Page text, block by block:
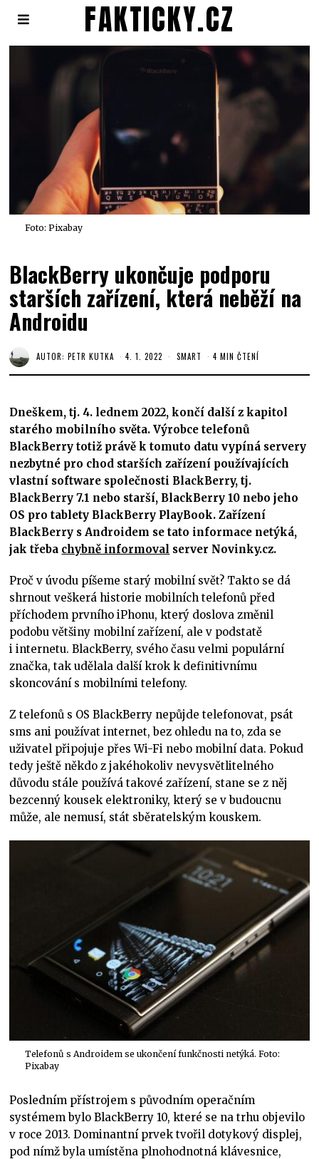
FAKTICKY.CZ
Foto: Pixabay
BlackBerry ukončuje podporu
starších zařízení, která neběží na
Androidu
AUTOR:PETR KUTKA 4. 1. 2022 SMART 4 MIN ČTENÍ
Dneškem, tj. 4. lednem 2022, končí další z kapitol
starého mobilního světa. Výrobce telefonů
BlackBerry totiž právě k tomuto datu vypíná servery
nezbytné pro chod starších zařízení používajících
vlastní software společnosti BlackBerry, tj.
BlackBerry 7.1 nebo starší, BlackBerry 10 nebo jeho
OS pro tablety BlackBerry PlayBook. Zařízení
BlackBerry s Androidem se tato informace netýká,
jak třeba chybně informoval server Novinky.cz.
Proč v úvodu píšeme starý mobilní svět? Takto se dá
shrnout veškerá historie mobilních telefonů před
příchodem prvního iPhonu, který doslova změnil
podobu většiny mobilní zařízení, ale v podstatě
i internetu. BlackBerry, svého času velmi populární
značka, tak udělala další krok k definitivnímu
skoncování s mobilními telefony.
Z telefonů s OS BlackBerry nepůjde telefonovat, psát
sms ani používat internet, bez ohledu na to, zda se
uživatel připojuje přes Wi-Fi nebo mobilní data. Pokud
tedy ještě někdo z jakéhokoliv nevysvětlitelného
důvodu stále používá takové zařízení, stane se z něj
bezcenný kousek elektroniky, který se v budoucnu
může, ale nemusí, stát sběratelským kouskem.
Telefonů s Androidem se ukončení funkčnosti netýká. Foto:
Pixabay
Posledním přístrojem s původním operačním
systémem bylo BlackBerry 10, které se na trhu objevilo
v roce 2013. Dominantní prvek tvořil dotykový displej,
pod nímž byla umístěna plnohodnotná klávesnice,